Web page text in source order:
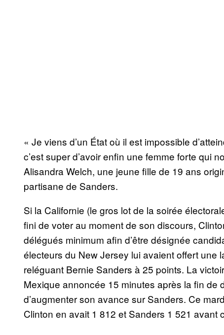
« Je viens d’un État où il est impossible
c’est super d’avoir enfin une femme forte qui
Alisandra Welch, une jeune fille de 19 ans
partisane de Sanders.
Si la Californie (le gros lot de la soirée
fini de voter au moment de son discours,
délégués minimum afin d’être désignée
électeurs du New Jersey lui avaient offert
reléguant Bernie Sanders à 25 points. La
Mexique annoncée 15 minutes après la fin
d’augmenter son avance sur Sanders. Ce
Clinton en avait 1 812 et Sanders 1 521 avant